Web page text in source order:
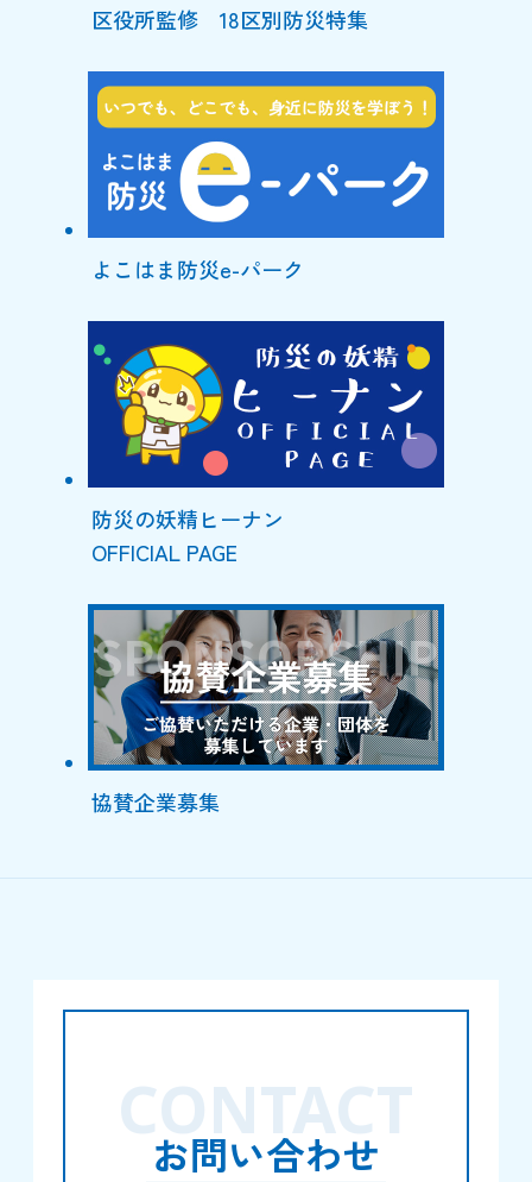
区役所監修 18区別防災特集
よこはま防災e-パーク
防災の妖精ヒーナン
OFFICIAL PAGE
協賛企業募集
お問い合わせ
CONTACT